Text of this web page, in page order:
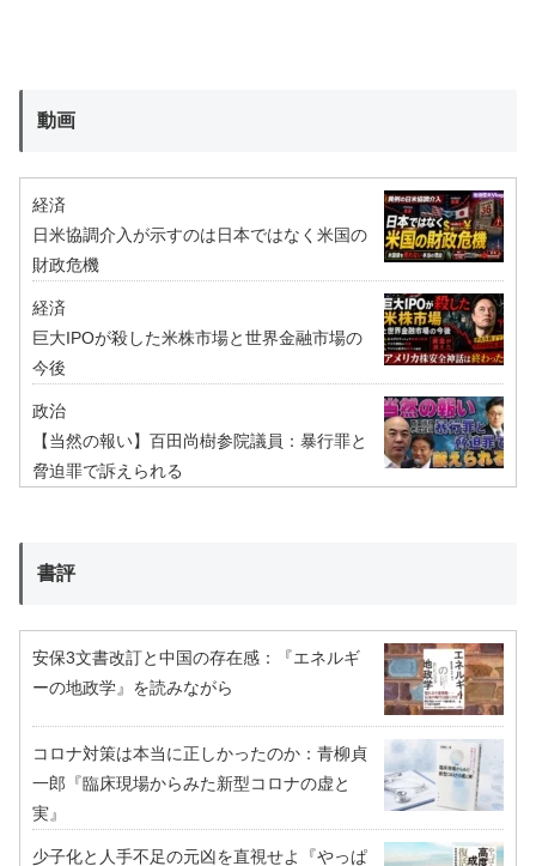
動画
経済
日米協調介入が示すのは日本ではなく米国の
財政危機
経済
巨大IPOが殺した米株市場と世界金融市場の
今後
政治
【当然の報い】百田尚樹参院議員：暴行罪と
脅迫罪で訴えられる
書評
安保3文書改訂と中国の存在感：『エネルギ
ーの地政学』を読みながら
コロナ対策は本当に正しかったのか：青柳貞
一郎『臨床現場からみた新型コロナの虚と
実』
少子化と人手不足の元凶を直視せよ『やっぱ